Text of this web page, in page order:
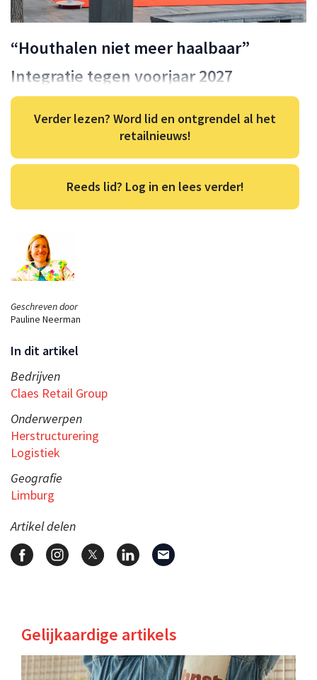
Geschreven door
Pauline Neerman
In dit artikel
Bedrijven
Claes Retail Group
Onderwerpen
Herstructurering
Logistiek
Geografie
Limburg
Artikel delen
“Houthalen niet meer haalbaar”
Integratie tegen voorjaar 2027
Verder lezen? Word lid en ontgrendel al het
retailnieuws!
Reeds lid? Log in en lees verder!
Gelijkaardige artikels